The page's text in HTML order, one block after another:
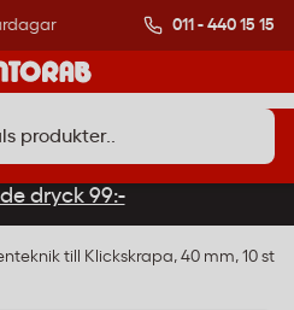
Över 500 000
011 - 440 15 15
dryck 99:-
till Klickskrapa, 40 mm, 10 st